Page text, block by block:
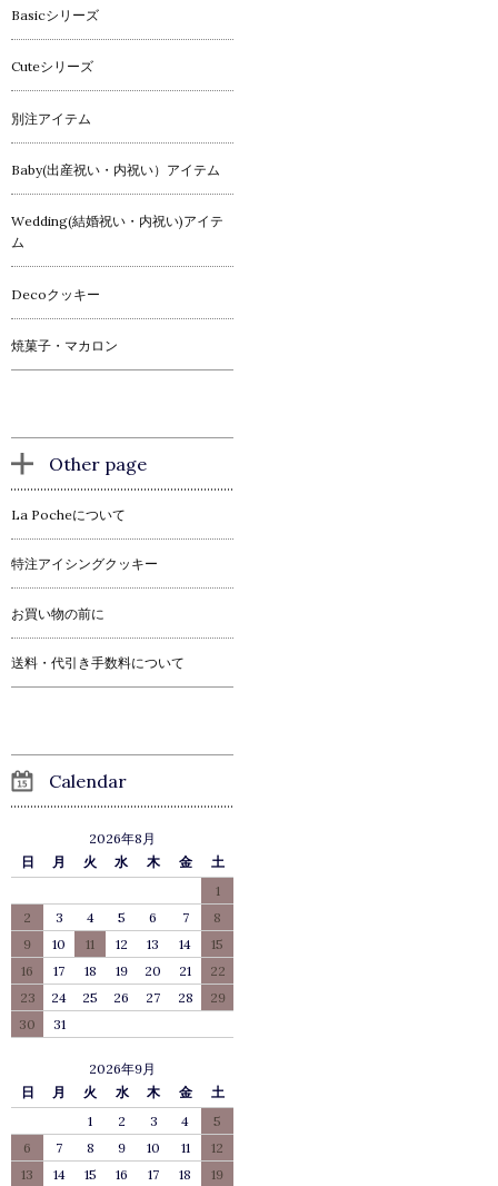
Basicシリーズ
Cuteシリーズ
別注アイテム
Baby(出産祝い・内祝い）アイテム
Wedding(結婚祝い・内祝い)アイテ
ム
Decoクッキー
焼菓子・マカロン
Other page
La Pocheについて
特注アイシングクッキー
お買い物の前に
送料・代引き手数料について
Calendar
2026年8月
日
月 火 水 木 金
土
1
2
3 4 5 6 7
8
9
10 11 12 13 14
15
16
17 18 19 20 21
22
23
24 25 26 27 28
29
30
31
2026年9月
日
月 火 水 木 金
土
1
2 3 4
5
6
7 8 9 10 11
12
13
14 15 16 17 18
19